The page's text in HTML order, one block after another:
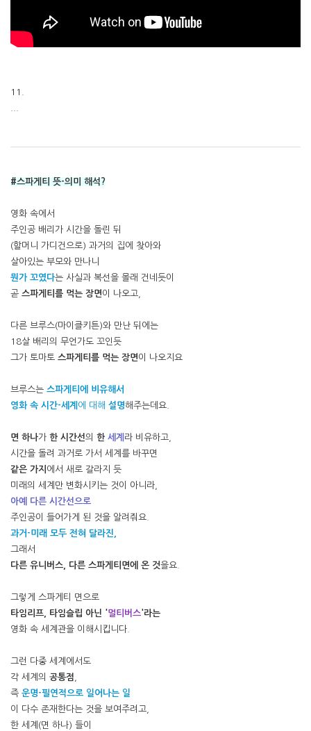
11.
#스파게티 뜻-의미 해석?
영화 속에서
주인공 배리가 시간을 돌린 뒤
(할머니 가디건으로) 과거의 집에 찾아와
살아있는 부모와 만나니
뭔가 꼬였다는 사실과 복선을 몰래 건네듯이
곧 스파게티를 먹는 장면이 나오고,
다른 브루스(마이클키튼)와 만난 뒤에는
18살 배리의 무언가도 꼬인듯
그가 토마토 스파게티를 먹는 장면이 나오지요
브루스는 스파게티에 비유해서
영화 속 시간-세계 에 대해 설명해주는데요.
면 하나가 한 시간선의 한 세계 라 비유하고,
시간을 돌려 과거로 가서 세계를 바꾸면
같은 가지 에서 새로 갈라지 듯
미래의 세계만 변화시키는 것이 아니라,
아예 다른 시간선으로
주인공이 들어가게 된 것을 알려줘요.
과거-미래 모두 전혀 달라진,
그래서
다른 유니버스, 다른 스파게티면에 온 것을요.
그렇게 스파게티 면으로
타임리프, 타임슬립 아닌 '멀티버스'라는
영화 속 세계관을 이해시킵니다.
그런 다중 세계에서도
각 세계의 공통점
즉 운명-필연적으로 일어나는 일
이 다수 존재한다는 것을 보여주려고,
한 세계(면 하나) 들이